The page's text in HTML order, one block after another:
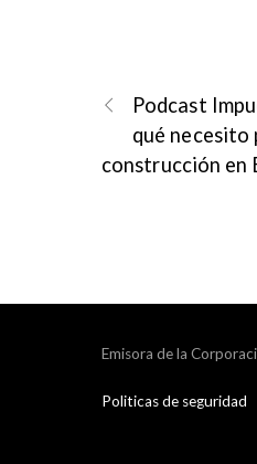
Podcast
qué necesito
construcción en
Emisora de la
Politicas de seguridad